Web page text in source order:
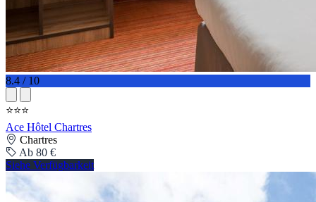
8.4 / 10
⭐⭐⭐
Ace Hôtel Chartres
Chartres
Ab 80 €
Siehe Verfügbarkeit